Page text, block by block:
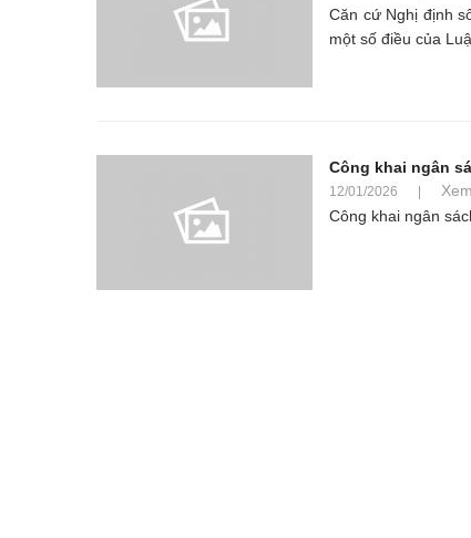
Căn cứ Nghị định
một số điều của
Công khai ngân
12/01/2026
Công khai ngân